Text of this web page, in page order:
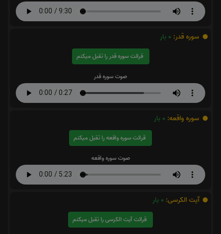
سوره قدر: 0 بار
قرائت سوره قدر را تقبل میکنم
صوت سوره قدر
سوره واقعه: 0 بار
قرائت سوره واقعه را تقبل میکنم
صوت سوره واقعه
آیت الکرسی: 0 بار
قرائت آیت الکرسی را تقبل میکنم